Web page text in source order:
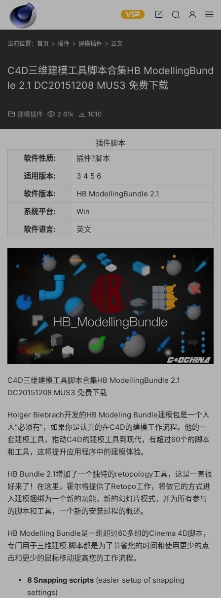
当前位置： 首页 插件 建模插件 正文
C4D三维建模工具脚本合集HB ModellingBund
le 2.1 DC20151208 MUS3 免费下载
建模插件 2.61k 1010
插件脚本
软件性质:
插件?脚本
适用版本:
3 4 5 6
软件版本:
HB ModellingBundle 2.1
系统平台:
Win
软件语言:
英文
C4D三维建模工具脚本合集HB ModellingBundle 2.1
DC20151208 MUS3 免费下载
Holger Biebrach开发的HB Modeling Bundle建模包是一个人
人“必须有”，如果你是认真的在C4D的建模工作流程。他的一
套建模工具，推动C4D的建模工具到现代，有超过60个的脚本
和工具，这将提升应用程序中的建模体验。
HB Bundle 2.1增加了一个独特的retopology工具，这是一直很
好来了！在这里，霍尔格提供了Retopo工作，将做它的方式进
入建模捆绑为一个新的功能，新的幻灯片模式，并为所有参与
的脚本和工具，一个新的安装过程的概述。
HB Modelling Bundle是一组超过60多组的Cinema 4D脚本，
专门用于三维建模.脚本都是为了节省您的时间和使用更少的点
击和更少的鼠标移动提高您的工作流程。
8 Snapping scripts (easier setup of snapping
settings)